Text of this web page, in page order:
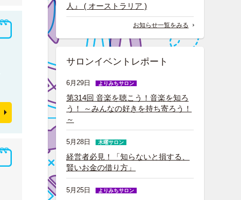
人』 ( オーストラリア )
お知らせ一覧をみる
サロンイベントレポート
6月29日 よりみちサロン
第314回 音楽を聴こう！音楽を知ろ
う！ ～みんなの好きを持ち寄ろう！
～
5月28日 木曜サロン
経営者必見！「知らないと損する、
賢いお金の借り方」
5月25日 よりみちサロン